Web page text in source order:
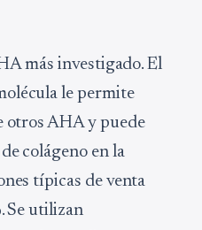
más investigado. El
le permite
otros AHA y puede
colágeno en la
típicas de venta
Se utilizan